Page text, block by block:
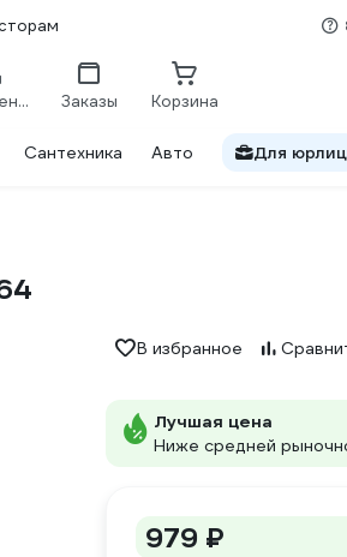
Сравнение Заказы Корзина
Сантехника Авто Для юрлиц
В избранное
Лучшая цена
Ниже средней
979 ₽